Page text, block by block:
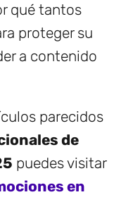
qué tantos
proteger su
a contenido
parecidos
de
puedes visitar
en